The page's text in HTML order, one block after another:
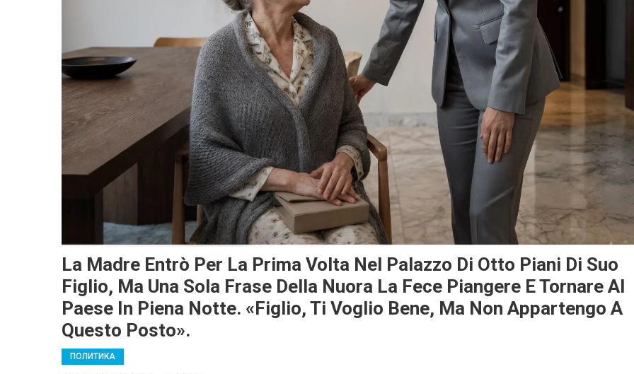
La Madre Entrò Per La Prima Volta Nel Palazzo Di Otto Piani Di Suo
Figlio, Ma Una Sola Frase Della Nuora La Fece Piangere E Tornare Al
Paese In Piena Notte. «Figlio, Ti Voglio Bene, Ma Non Appartengo A
Questo Posto».
ПОЛИТИКА